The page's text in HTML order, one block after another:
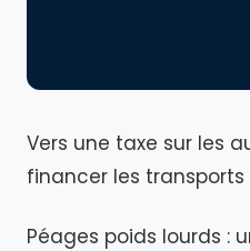
Vers une taxe sur les
financer les transports
Péages poids lourds :